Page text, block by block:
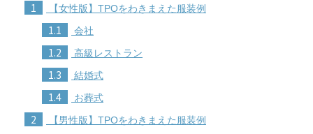
1 【女性版】TPOをわきまえた服装例
1.1 会社
1.2 高級レストラン
1.3 結婚式
1.4 お葬式
2 【男性版】TPOをわきまえた服装例